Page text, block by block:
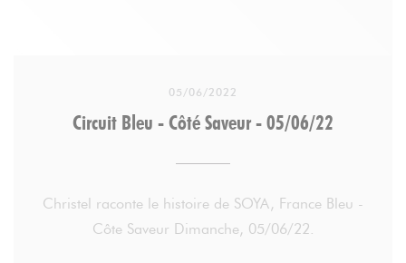
05/06/2022
Circuit Bleu - Côté Saveur - 05/06/22
Christel raconte le histoire de SOYA, France Bleu -
Côte Saveur Dimanche, 05/06/22.